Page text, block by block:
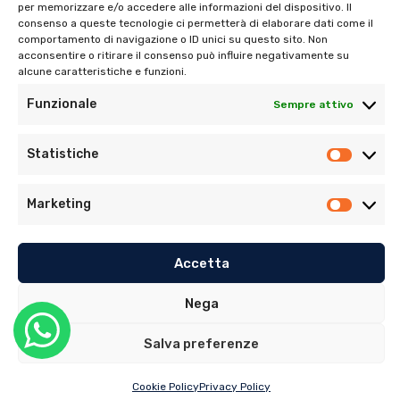
per memorizzare e/o accedere alle informazioni del dispositivo. Il
consenso a queste tecnologie ci permetterà di elaborare dati come il
comportamento di navigazione o ID unici su questo sito. Non
acconsentire o ritirare il consenso può influire negativamente su
alcune caratteristiche e funzioni.
Funzionale Sempre attivo
Statistiche
Marketing
Accetta
Nega
Salva preferenze
Cookie PolicyPrivacy Policy
Tel:06 272342
Tel:393 9810086
Dentistico Santaniello Alimonti
Privacy Policy
Cookie Policy (UE)
Sito realizzato da